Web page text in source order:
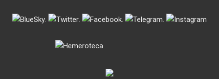
. . . .